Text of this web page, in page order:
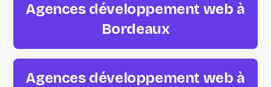
Agences développement web à
Bordeaux
Agences développement web à